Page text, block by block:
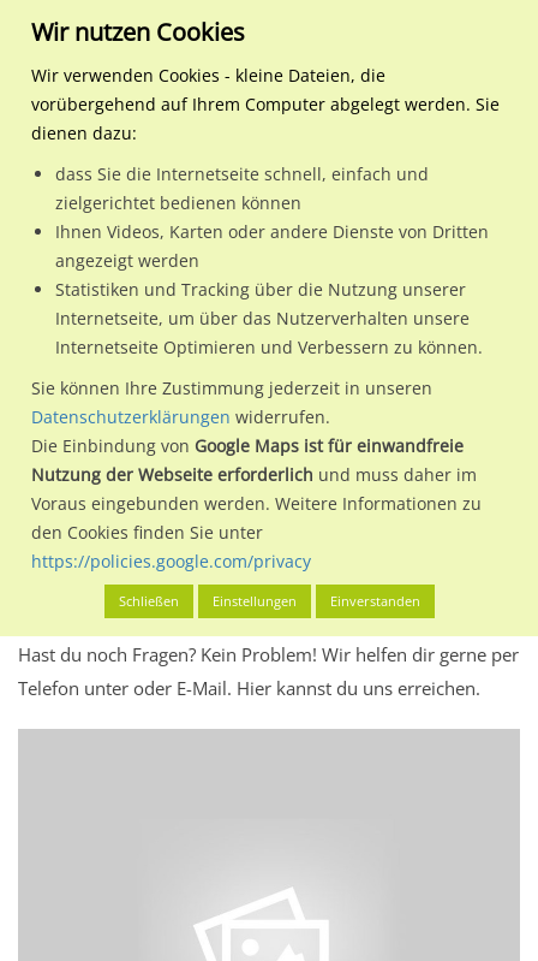
Regionale Plakatwerbung Thüringen
Nessetal
Sonnenborner Str. 20 /
99869 / Nessetal
Nutze günstige Werbemöglichkeiten am Standort
Sonnenborner Str. 20 / Ein.-Ausf. Rewe geg. in Nessetal.
Wir erheben für jede unserer Werbeflächen individuelle und
aktuelleStandortinformationenundLeistungswerte
kannst du dich schon vor der Buchung im Detail über den
Standort, seine Reichweite und Werbewirkung sowie
eventuelle Beschränkungen in den zugelassenen
Werbeinhalten informieren.
Alles klar? Dann findest du direkt im unteren Teil dieser Seite
Buchungdes Standorts.
Hast du noch Fragen? Kein Problem! Wir helfen dir gerne per
Telefon unter oder E-Mail. Hier kannst du uns erreichen.
Wir nutzen Cookies
Wir verwenden Cookies - kleine Dateien, die
vorübergehend auf Ihrem Computer abgelegt werden. Sie
dienen dazu:
dass Sie die Internetseite schnell, einfach und
zielgerichtet bedienen können
Ihnen Videos, Karten oder andere Dienste von Dritten
angezeigt werden
Statistiken und Tracking über die Nutzung unserer
Internetseite, um über das Nutzerverhalten unsere
Internetseite Optimieren und Verbessern zu können.
Sie können Ihre Zustimmung jederzeit in unseren
Datenschutzerklärungen widerrufen.
Die Einbindung von Google Maps ist für einwandfreie
Nutzung der Webseite erforderlich und muss daher im
Voraus eingebunden werden. Weitere Informationen zu
den Cookies finden Sie unter
https://policies.google.com/privacy
Schließen Einstellungen Einverstanden